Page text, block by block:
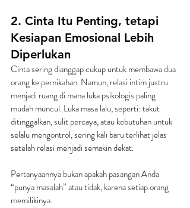
2. Cinta Itu Penting, tetapi
Kesiapan Emosional Lebih
Diperlukan
Cinta sering dianggap cukup untuk membawa dua
orang ke pernikahan. Namun, relasi intim justru
menjadi ruang di mana luka psikologis paling
mudah muncul. Luka masa lalu, seperti: takut
ditinggalkan, sulit percaya, atau kebutuhan untuk
selalu mengontrol, sering kali baru terlihat jelas
setelah relasi menjadi semakin dekat.
Pertanyaannya bukan apakah pasangan Anda
“punya masalah” atau tidak, karena setiap orang
memilikinya.